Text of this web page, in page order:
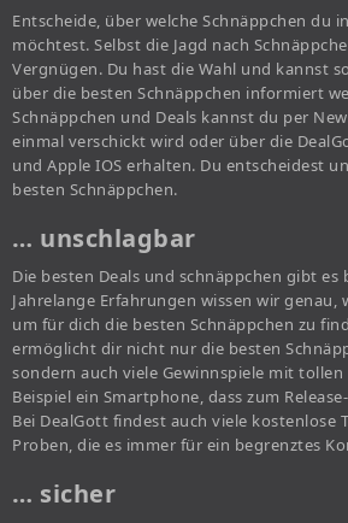
Entscheide, über welche Schnäppchen du
möchtest. Selbst die Jagd nach
Vergnügen. Du hast die Wahl und kannst
über die besten Schnäppchen informiert
Schnäppchen und Deals kannst du per
einmal verschickt wird oder über die
und Apple IOS erhalten. Du entscheidest
besten Schnäppchen.
… unschlagbar
Die besten Deals und schnäppchen gibt es
Jahrelange Erfahrungen wissen wir genau,
um für dich die besten Schnäppchen zu
ermöglicht dir nicht nur die besten
sondern auch viele Gewinnspiele mit tollen
Beispiel ein Smartphone, dass zum
Bei DealGott findest auch viele kostenlose
Proben, die es immer für ein begrenztes
… sicher